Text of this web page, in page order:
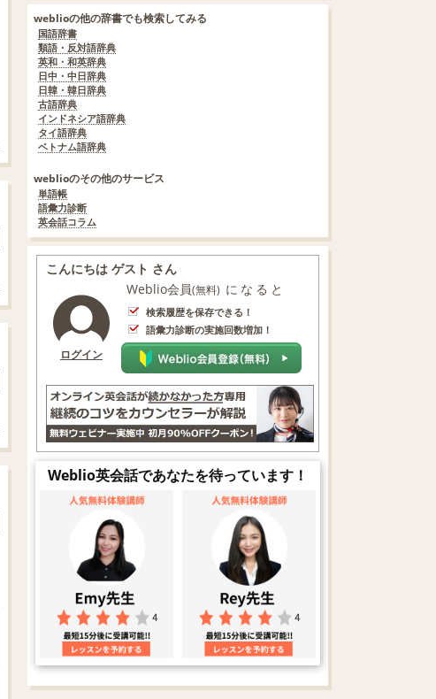
weblioの他の辞書でも検索してみる
国語辞書
類語・反対語辞典
英和・和英辞典
日中・中日辞典
日韓・韓日辞典
古語辞典
インドネシア語辞典
タイ語辞典
ベトナム語辞典
weblioのその他のサービス
単語帳
語彙力診断
英会話コラム
こんにちは ゲスト さん
ログイン
Weblio会員(無料) になると
検索履歴を保存できる！
語彙力診断の実施回数増加！
Weblio英会話であなたを待っています！